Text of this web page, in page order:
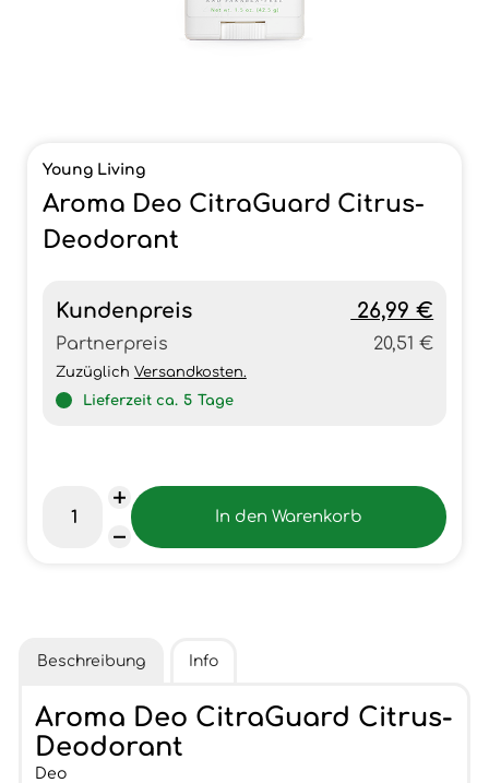
Young Living
Aroma Deo CitraGuard Citrus-
Deodorant
Kundenpreis 26,99 €
Partnerpreis 20,51 €
Zuzüglich Versandkosten.
Lieferzeit ca. 5 Tage
Beschreibung Info
Aroma Deo CitraGuard Citrus-
Deodorant
Deo